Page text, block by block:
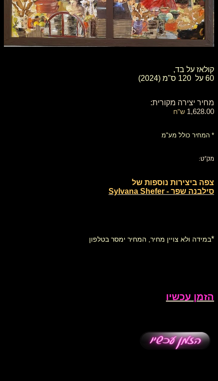
קולאז על בד,
60 על 120 ס"מ (2024)
מחיר יצירה מקורית:
1,628.00 ש"ח
* המחיר כולל מע"מ
מק"ט:
צפה ביצירות נוספות של
סילבנה שפר - Sylvana Shefer
*במידה ולא צויין מחיר, המחיר ימסר בטלפון
הזמן עכשיו